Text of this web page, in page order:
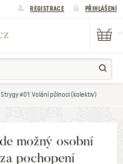
REGISTRACE PŘIHLÁŠENÍ
Strygy #01: Volání půlnoci (kolektiv)
možný osobní
pochopení